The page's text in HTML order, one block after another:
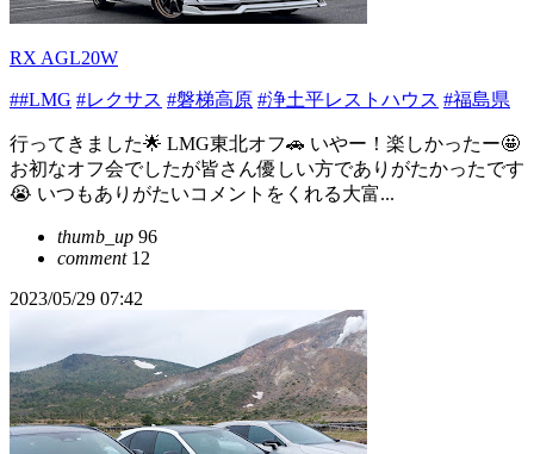
RX AGL20W
##LMG #レクサス #磐梯高原 #浄土平レストハウス #福島県
行ってきました🌟 LMG東北オフ🚗 いやー！楽しかったー🤩
お初なオフ会でしたが皆さん優しい方でありがたかったです
😭 いつもありがたいコメントをくれる大富...
thumb_up 96
comment12
2023/05/29 07:42